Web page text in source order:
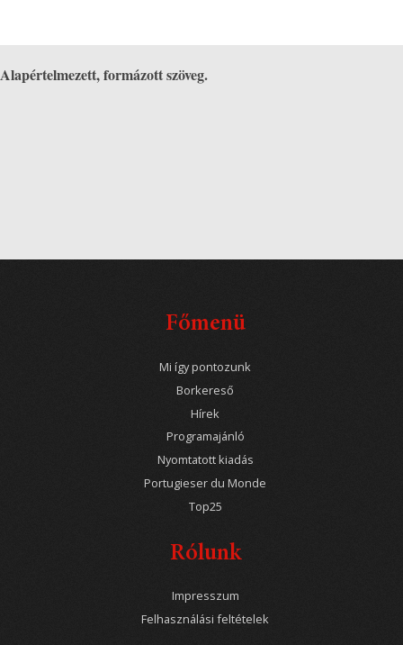
Alapértelmezett, formázott szöveg.
Főmenü
Mi így pontozunk
Borkereső
Hírek
Programajánló
Nyomtatott kiadás
Portugieser du Monde
Top25
Rólunk
Impresszum
Felhasználási feltételek